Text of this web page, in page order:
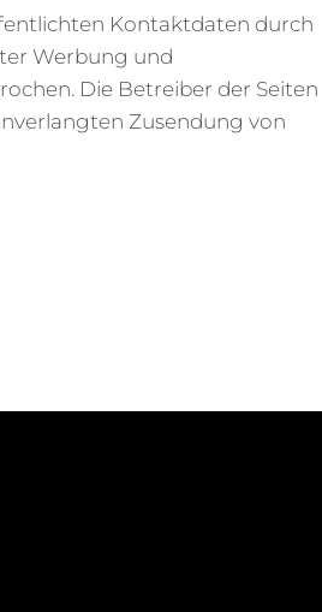
Kontaktdaten durch
Werbung und
Die Betreiber der Seiten
Zusendung von